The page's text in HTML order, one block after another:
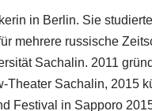
in Berlin. Sie
mehrere russische
Sachalin. 2011
Theater Sachalin, 2015
Festival in Sapporo